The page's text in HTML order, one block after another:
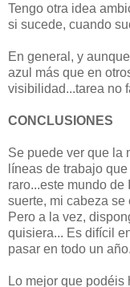
Tengo otra idea
si sucede, cuando
En general, y
azul más que en
visibilidad...tarea no
CONCLUSIONES
Se puede ver que la
líneas de trabajo
raro...este mundo de
suerte, mi cabeza
Pero a la vez,
quisiera... Es difícil
pasar en todo un año.
Lo mejor que podéis